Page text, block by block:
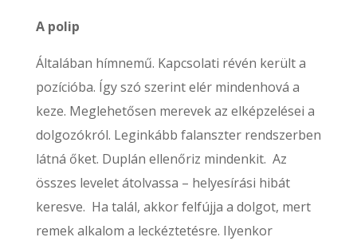
A polip
Általában hímnemű. Kapcsolati révén került a
pozícióba. Így szó szerint elér mindenhová a
keze. Meglehetősen merevek az elképzelései a
dolgozókról. Leginkább falanszter rendszerben
látná őket. Duplán ellenőriz mindenkit. Az
összes levelet átolvassa – helyesírási hibát
keresve. Ha talál, akkor felfújja a dolgot, mert
remek alkalom a leckéztetésre. Ilyenkor